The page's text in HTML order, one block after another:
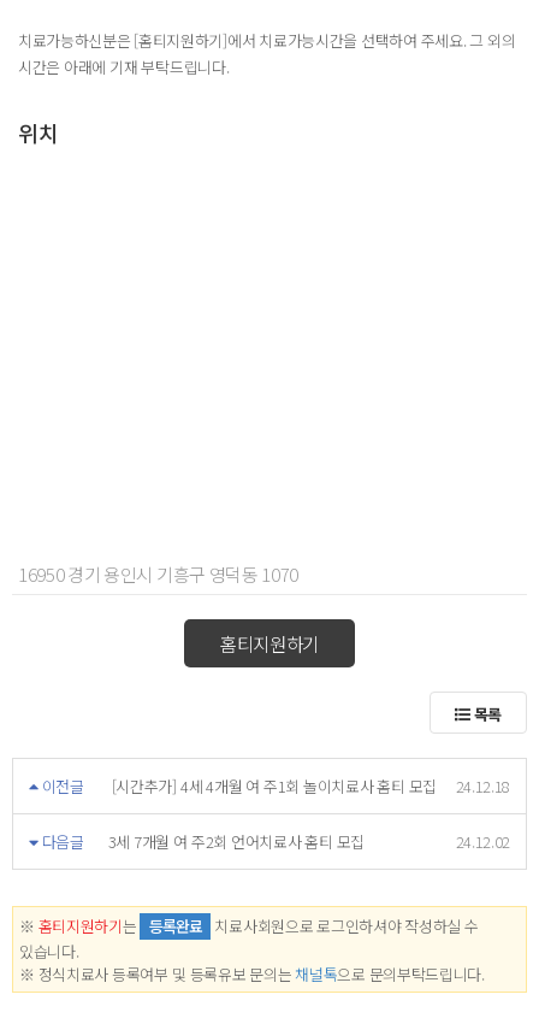
치료가능하신분은 [홈티지원하기]에서 치료가능시간을 선택하여 주세요. 그 외의
시간은 아래에 기재 부탁드립니다.
위치
16950 경기 용인시 기흥구 영덕동 1070
홈티지원하기
목록
이전글 [시간추가] 4세 4개월 여 주1회 놀이치료사 홈티 모집 24.12.18
다음글 3세 7개월 여 주2회 언어치료사 홈티 모집 24.12.02
※ 홈티지원하기는 등록완료 치료사회원으로 로그인하셔야 작성하실 수
있습니다.
※ 정식치료사 등록여부 및 등록유보 문의는 채널톡으로 문의부탁드립니다.